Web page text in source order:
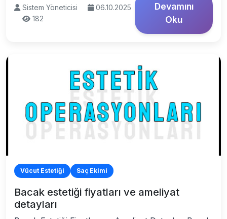
Sistem Yöneticisi
06.10.2025
182
Devamını
Oku
Vücut Estetiği Saç Ekimi
Bacak estetiği fiyatları ve ameliyat
detayları